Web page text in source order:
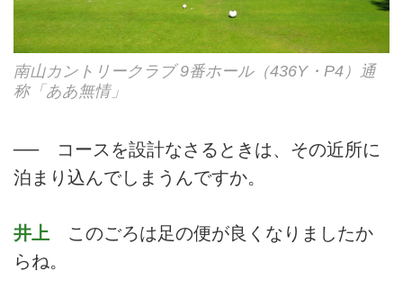
南山カントリークラブ 9番ホール（436Y・P4）通
称「ああ無情」
── コースを設計なさるときは、その近所に
泊まり込んでしまうんですか。
井上 このごろは足の便が良くなりましたか
らね。